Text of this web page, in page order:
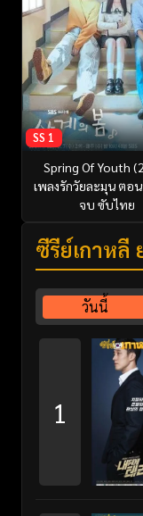
SS 1
Spring Of Youth
เพลงรักวัยละมุน ตอ
จบ ซับไทย
ซีรี่ย์เกาหลี
วันนี้
1